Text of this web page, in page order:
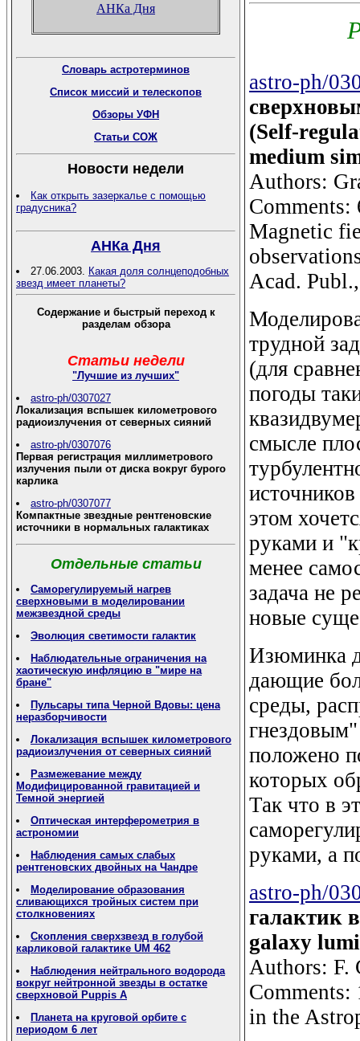
АНКа Дня
Словарь астротерминов
Список миссий и телескопов
Обзоры УФН
Статьи СОЖ
Новости недели
Как открыть зазеркалье с помощью
градусника?
АНКа Дня
27.06.2003. Какая доля солнцеподобных
звезд имеет планеты?
Содержание и быстрый переход к
разделам обзора
Статьи недели
"Лучшие из лучших"
astro-ph/0307027
Локализация вспышек километрового
радиоизлучения от северных сияний
astro-ph/0307076
Первая регистрация миллиметрового
излучения пыли от диска вокруг бурого
карлика
astro-ph/0307077
Компактные звездные рентгеновские
источники в нормальных галактиках
Отдельные статьи
Саморегулируемый нагрев
сверхновыми в моделировании
межзвездной среды
Эволюция светимости галактик
Наблюдательные ограничения на
хаотическую инфляцию в "мире на
бране"
Пульсары типа Черной Вдовы: цена
неразборчивости
Локализация вспышек километрового
радиоизлучения от северных сияний
Размежевание между
Модифицированной гравитацией и
Темной энергией
Оптическая интерферометрия в
астрономии
Наблюдения самых слабых
рентгеновских двойных на Чандре
Моделирование образования
сливающихся тройных систем при
столкновениях
Скопления сверхзвезд в голубой
карликовой галактике UM 462
Наблюдения нейтрального водорода
вокруг нейтронной звезды в остатке
сверхновой Puppis A
Планета на круговой орбите с
периодом 6 лет
astro-ph/
(Self-
medium
Authors:
Comments:
Magnetic
Acad.
трудной
(для
погоды
смысле
этом
руками и
менее
задача не
новые
Изюминка
дающие
среды,
положено
которых
Так что в
руками, а
astro-ph/
галактик
galaxy
Authors: F.
Comments:
in the